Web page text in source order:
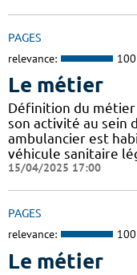
PAGES
relevance:
Le métier
Définition du métier
son activité au sein
ambulancier est
véhicule sanitaire
15/04/2025 17:00
PAGES
relevance:
Le métier